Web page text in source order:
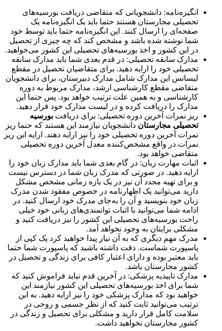
انگیزه‌نامه: دانشجویانی که متقاضی دریافت بورسیه‌های
تحصیلی مجارستان هستند حتما باید یک انگیزه‌نامه یک
صفحه‌ای را ارسال کنند. این انگیزه‌نامه حتما باید توسط خود
شما نوشته شده باشد و مشخص کند که چه چیزی از تحصیل
در این کشور و اخذ بورسیه‌های تحصیلی این کشور می‌خواهید.
مدارک سابقه تحصیلی: در قدم بعدی شما باید مدارک سابقه
تحصیلی خود را ارایه دهید. برای متقاضیان تحصیل در مقطع
لیسانس این مدارک شامل مدارک دبیرستان، برای دانشجویان
متقاضی مقطع کارشناسی ارشد، مدارک مربوط به دوره
کارشناسی و به همین علت ترتیب خواهد بود. پس حتما این
مدارک را دریافت کرده و در لیست مدارک خود قرار دهید.
ریز نمرات آخرین دوره تحصیلی: برای دریافت بورسیه
تحصیلی مجارستان دانشجویان نیازمند این هستند که حتما ریز
نمرات آخرین دوره تحصیلی خود را نیز ارایه دهند. ارایه این ریز
نمرات در واقع مشخص‌کننده معدل آخرین دوره تحصیلی
متقاضی خواهد بود.
اثبات مهارت زبان: در گام بعدی شما باید مدارک زبان خود را
ارایه دهید. در صورتی که مدرک زبان شما در دسترس نیست
و برای تهیه مجدد آن نیز در یک بازه زمانی مشخص مشکل
دارید می‌توانید یک اظهارنامه در خصوص مفقود شدن مدرک
زبان خود بنویسید و آن را به‌جای مدرک خود ارسال کنید. در
ادامه شما می‌توانید با اثبات توانمندی‌های زبانی خود خیلی
راحت بورسیه‌های تحصیلی این کشور را نیز دریافت کنید و
مشکلی برایتان به وجود نخواهد آمد.
مدرک مهم دیگری که به آن نیاز پیدا خواهید کرد یک کپی از
پاسپورت شماست. دقت داشته باشید که پاسپورت شما حتما
باید معتبر بوده و دارای اعتبار کافی برای زندگی و تحصیل در
کشور مجارستان باشد.
مدارک تاییدیه پزشکی: در آخرین قدم نباید فراموش کنید که
شما برای اخذ بورسیه‌های تحصیلی این کشور نیازمند این
خواهید بود که مدارک پزشکی خود را نیز ارایه دهید. به این
ترتیب می‌توانید ثابت کنید که از نظر جسمی و روحی در
سلامت کامل قرار دارید و مشکلی برای تحصیل و زندگی در
کشور مجارستان نخواهید داشت.